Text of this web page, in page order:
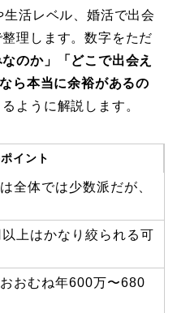
活レベル、婚活で出会
理します。数字をただ
なのか」「どこで出会え
ら本当に余裕があるの
ように解説します。
イント
全体では少数派だが、
上はかなり絞られる可
おむね年600万〜680